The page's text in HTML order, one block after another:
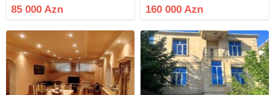
xətləri yenidən təmir olunub,
sayğaclar quraşdırılıb.Evi alan
85 000 Azn
mebeli hediyye olunacaq.öz
evimdir, pula ehtiyacim oldugu
160 000 Azn